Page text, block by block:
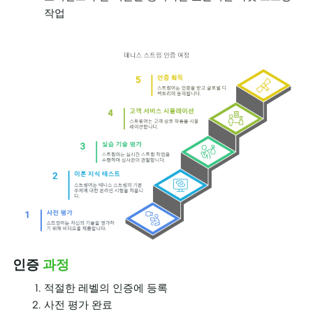
작업
인증 과정
적절한 레벨의 인증에 등록
사전 평가 완료